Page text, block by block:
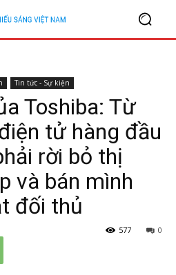
Tin tức - Sự kiện
Toshiba: Từ
tử hàng đầu
rời bỏ thị
và bán mình
đối thủ
0
577